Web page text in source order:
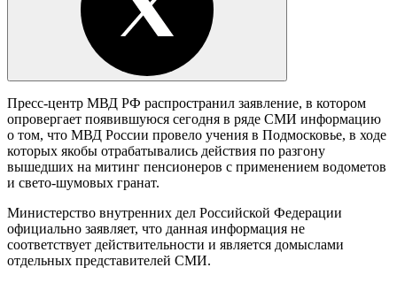
Пресс-центр МВД РФ распространил заявление, в котором
опровергает появившуюся сегодня в ряде СМИ информацию
о том, что МВД России провело учения в Подмосковье, в ходе
которых якобы отрабатывались действия по разгону
вышедших на митинг пенсионеров с применением водометов
и свето-шумовых гранат.
Министерство внутренних дел Российской Федерации
официально заявляет, что данная информация не
соответствует действительности и является домыслами
отдельных представителей СМИ.